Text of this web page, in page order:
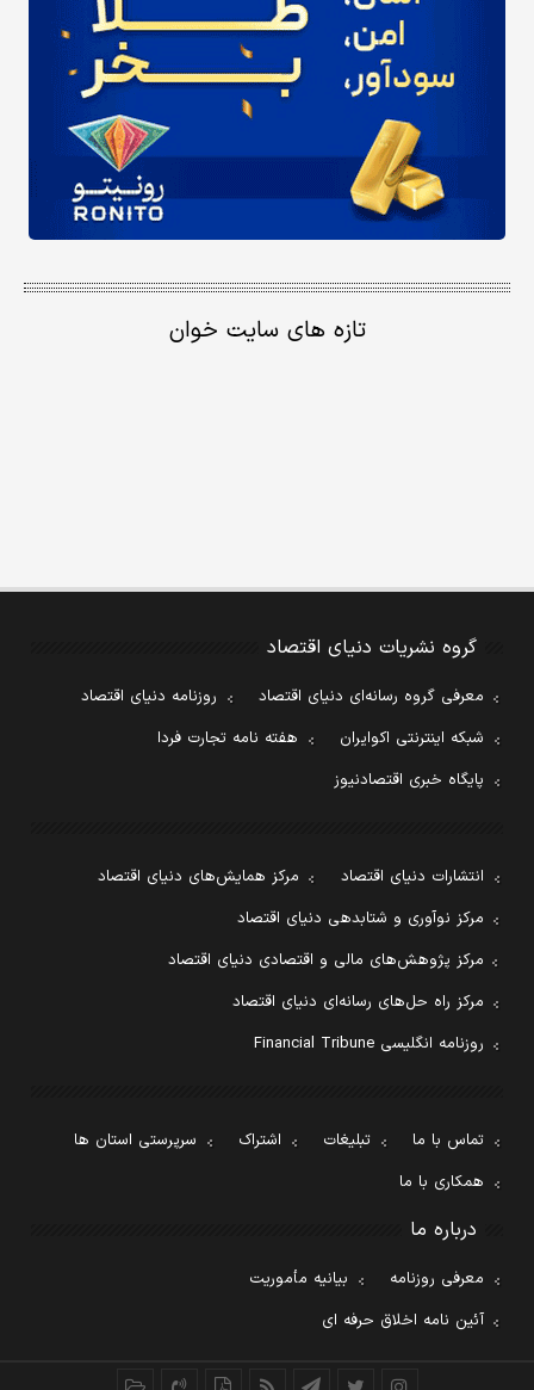
تازه های سایت خوان
گروه نشریات دنیای اقتصاد
معرفی گروه رسانه‌ای دنیای اقتصاد
روزنامه دنیای اقتصاد
شبکه اینترنتی اکوایران
هفته نامه تجارت فردا
پایگاه خبری اقتصادنیوز
انتشارات دنیای اقتصاد
مرکز همایش‌های دنیای اقتصاد
مرکز نوآوری و شتابدهی دنیای اقتصاد
مرکز پژوهش‌های مالی و اقتصادی دنیای اقتصاد
مرکز راه حل‌های رسانه‌ای دنیای اقتصاد
روزنامه انگلیسی Financial Tribune
تماس با ما تبلیغات اشتراک
سرپرستی استان ها
همکاری با ما
درباره ما
معرفی روزنامه
بیانیه مأموریت
آئین نامه اخلاق حرفه ای